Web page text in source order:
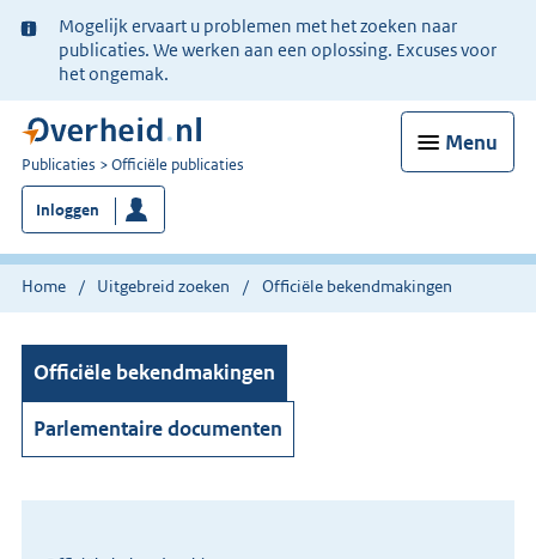
Ter
informatie:
Mogelijk ervaart u problemen met het zoeken naar
publicaties. We werken aan een oplossing. Excuses voor
het ongemak.
Menu
U
bent
nu
hier:
Publicaties Officiële publicaties
Inloggen
Home Uitgebreid zoeken Officiële bekendmakingen
Officiële bekendmakingen
Parlementaire documenten